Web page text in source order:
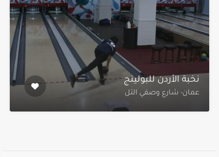
نخبة الأردن للبولينج
عمان- شارع وصفي التل